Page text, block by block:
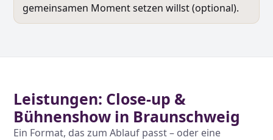
gemeinsamen Moment setzen willst (optional).
Leistungen: Close-up &
Bühnenshow in Braunschweig
Ein Format, das zum Ablauf passt – oder eine